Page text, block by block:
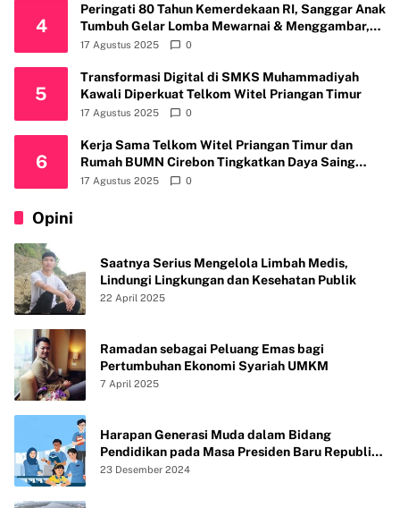
4
Peringati 80 Tahun Kemerdekaan RI, Sanggar Anak
Tumbuh Gelar Lomba Mewarnai & Menggambar,
Ajak Anak Cintai Batik Nusantara
17 Agustus 2025 0
5
Transformasi Digital di SMKS Muhammadiyah
Kawali Diperkuat Telkom Witel Priangan Timur
17 Agustus 2025 0
6
Kerja Sama Telkom Witel Priangan Timur dan
Rumah BUMN Cirebon Tingkatkan Daya Saing
Usaha
17 Agustus 2025 0
Opini
Saatnya Serius Mengelola Limbah Medis,
Lindungi Lingkungan dan Kesehatan Publik
22 April 2025
Ramadan sebagai Peluang Emas bagi
Pertumbuhan Ekonomi Syariah UMKM
7 April 2025
Harapan Generasi Muda dalam Bidang
Pendidikan pada Masa Presiden Baru Republik
Indonesia
23 Desember 2024